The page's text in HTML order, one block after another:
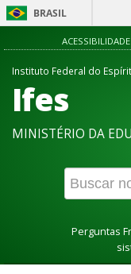
BRASIL
ACESSIBILIDADE
Instituto Federal do
Ifes
MINISTÉRIO DA
Perguntas